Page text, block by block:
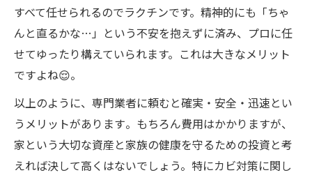
すべて任せられるのでラクチンです。精神的にも「ちゃ
んと直るかな…」という不安を抱えずに済み、プロに任
せてゆったり構えていられます。これは大きなメリット
ですよね😌。
以上のように、専門業者に頼むと確実・安全・迅速とい
うメリットがあります​。もちろん費用はかかりますが、
家という大切な資産と家族の健康を守るための投資と考
えれば決して高くはないでしょう。特にカビ対策に関し